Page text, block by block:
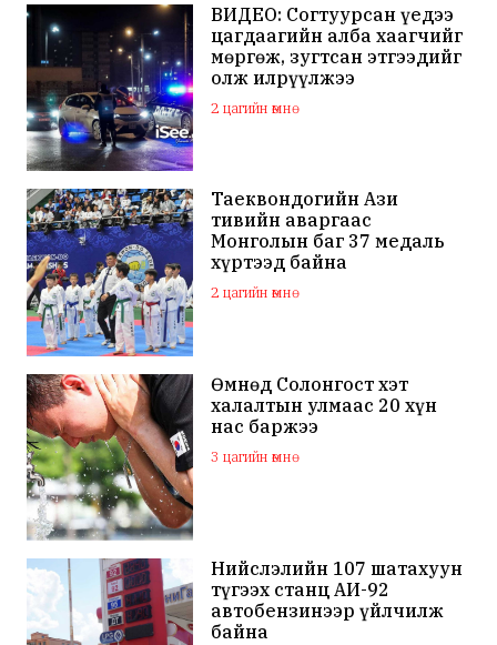
ВИДЕО: Согтуурсан үедээ
цагдаагийн алба хаагчийг
мөргөж, зугтсан этгээдийг
олж илрүүлжээ
2 цагийн өмнө
Таеквондогийн Ази
тивийн аваргаас
Монголын баг 37 медаль
хүртээд байна
2 цагийн өмнө
Өмнөд Солонгост хэт
халалтын улмаас 20 хүн
нас баржээ
3 цагийн өмнө
Нийслэлийн 107 шатахуун
түгээх станц АИ-92
автобензинээр үйлчилж
байна